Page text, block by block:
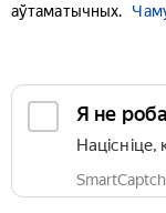
аўтаматычных.
Я не
Націсніце,